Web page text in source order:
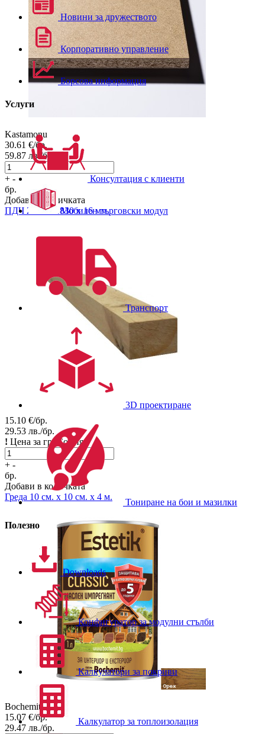
Kastamonu
30.61 €/бр.
59.87 лв./бр.
+ -
бр.
Добави в количката
ПДЧ 2440 х 1830 х 16 мм.
15.10 €/бр.
29.53 лв./бр.
! Цена за гр. София.
+ -
бр.
Добави в количката
Греда 10 см. x 10 см. x 4 м.
Bochemit
15.07 €/бр.
29.47 лв./бр.
Новини за дружеството
Корпоративно управление
Борсова информация
Услуги
Консултация с клиенти
Мобилен търговски модул
Транспорт
3D проектиране
Тониране на бои и мазилки
Полезно
Downloads
Конфигуратор за модулни стълби
Калкулатори за покриви
Калкулатор за топлоизолация